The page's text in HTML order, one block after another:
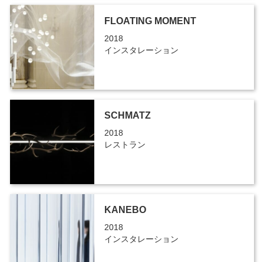
FLOATING MOMENT
2018
インスタレーション
SCHMATZ
2018
レストラン
KANEBO
2018
インスタレーション